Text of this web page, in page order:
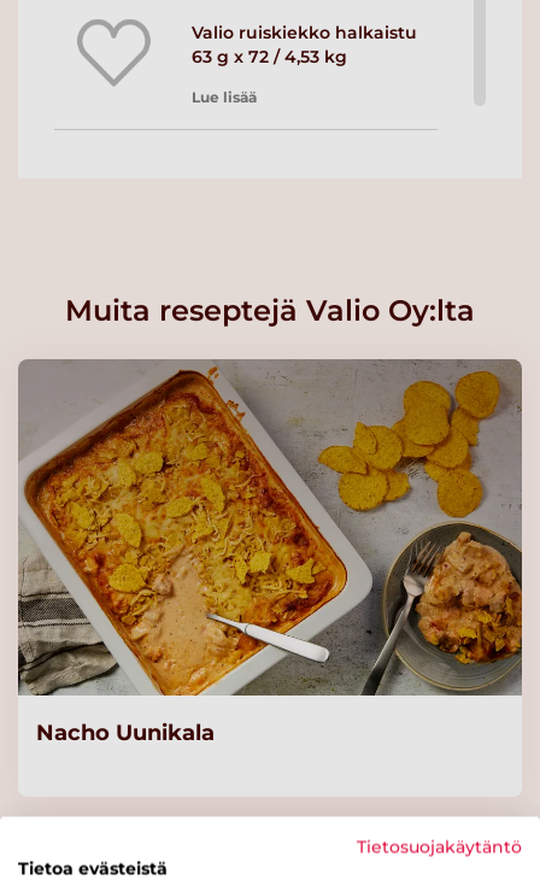
Valio ruiskiekko halkaistu
63 g x 72 / 4,53 kg
Lue lisää
Valio Viola tuorejuusto
Lue lisää
Gold&Green®
punajuuripyörykkä 20 g x
255 / 5,1 kg
Lue lisää
Gold&Green®
maissipyörykkä 20 g x 255 /
5,1 kg
Lue lisää
Gold&Green®
hernepyörykkä 20 g x 255 /
Muita reseptejä Valio Oy:lta
Nacho Uunikala
Tietosuojakäytäntö
Tietoa evästeistä